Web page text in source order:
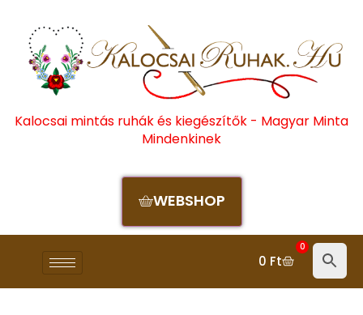
Kalocsai mintás ruhák és kiegészítők - Magyar Minta
Mindenkinek
WEBSHOP
0 Ft
0